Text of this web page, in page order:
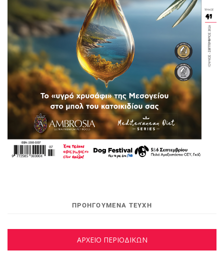
ΠΡΟΗΓΟΥΜΕΝΑ ΤΕΥΧΗ
ΑΡΧΕΙΟ ΠΕΡΙΟΔΙΚΩΝ